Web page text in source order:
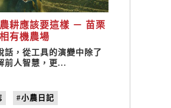
耕應該要這樣 － 苗栗
有機農場
話，從工具的演變中除了
前人智慧，更...
#小農日記